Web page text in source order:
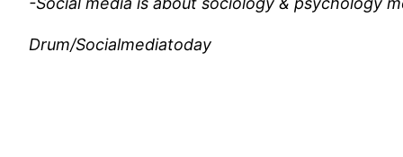
Drum/Socialmediatoday